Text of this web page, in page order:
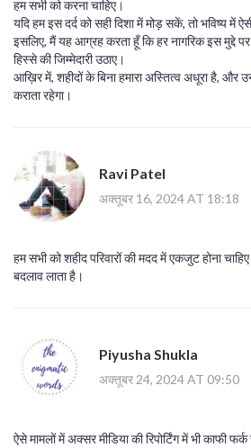
हम सभी को करना चाहिए।
यदि हम इस दर्द को सही दिशा में मोड़ सकें, तो भविष्य में
इसलिए, मैं यह आग्रह करता हूँ कि हर नागरिक इस मुद्दे
हिस्से की जिम्मेदारी उठाए।
आख़िर में, शहीदों के बिना हमारा अस्तित्व अधूरा है, और
कराता रहेगा।
Ravi Patel
अक्तूबर 16, 2024 AT 18:18
हम सभी को शहीद परिवारों की मदद में एकजुट होना
बदलाव लाता है।
Piyusha Shukla
अक्तूबर 24, 2024 AT 09:50
ऐसे मामलों में अक्सर मीडिया की रिपोर्टिंग में भी काफी